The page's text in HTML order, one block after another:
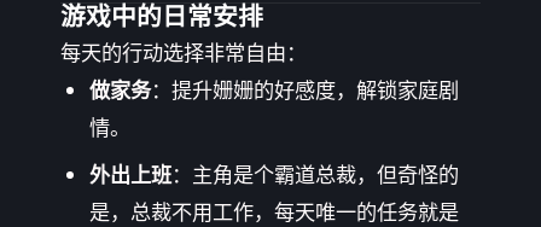
游戏中的日常安排
每天的行动选择非常自由：
做家务：提升姗姗的好感度，解锁家庭剧
情。
外出上班：主角是个霸道总裁，但奇怪的
是，总裁不用工作，每天唯一的任务就是